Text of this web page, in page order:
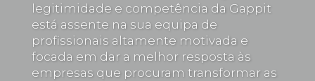
legitimidade e competência da Gappit
está assente na sua equipa de
profissionais altamente motivada e
focada em dar a melhor resposta às
empresas que procuram transformar as